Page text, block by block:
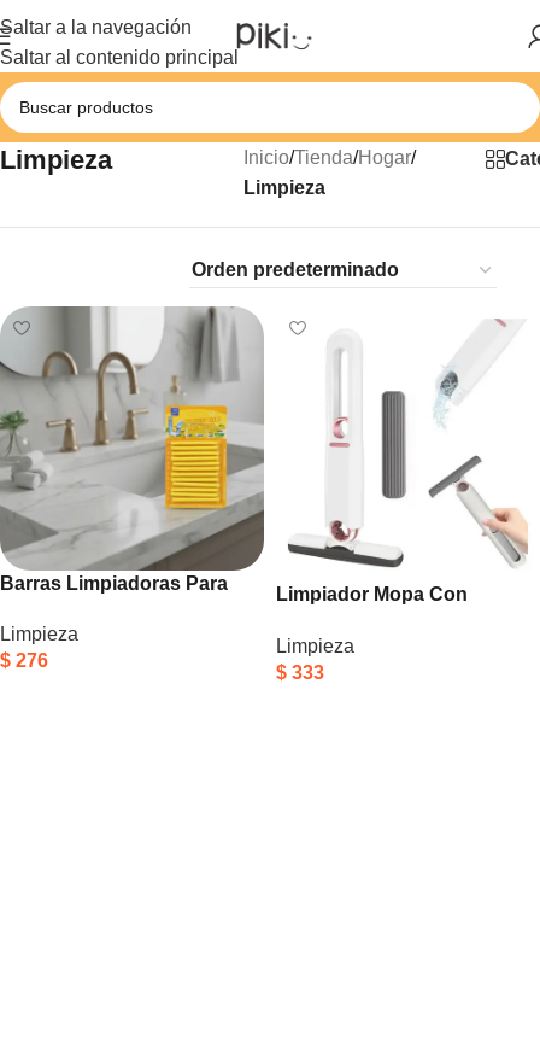
Saltar a la navegación
Saltar al contenido principal
Limpieza Inicio/Tienda/Hogar/
Limpieza
Barras Limpiadoras Para
Elimina Olor 12p
Limpieza
$ 276
Limpiador Mopa Con
Multifuncional Limpieza
Blanco
Limpieza
$ 333